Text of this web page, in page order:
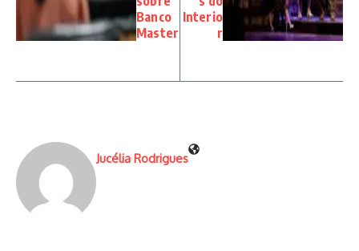
Banco
Master
Interio
r
Jucélia Rodrigues